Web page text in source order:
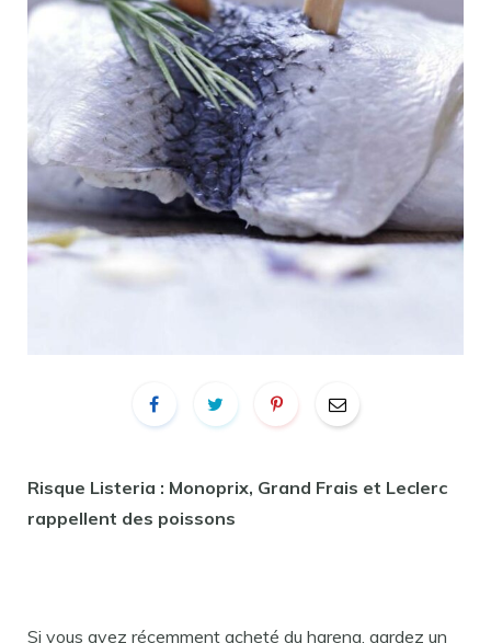
Risque Listeria : Monoprix, Grand Frais et Leclerc
rappellent des poissons
Si vous avez récemment acheté du hareng, gardez un